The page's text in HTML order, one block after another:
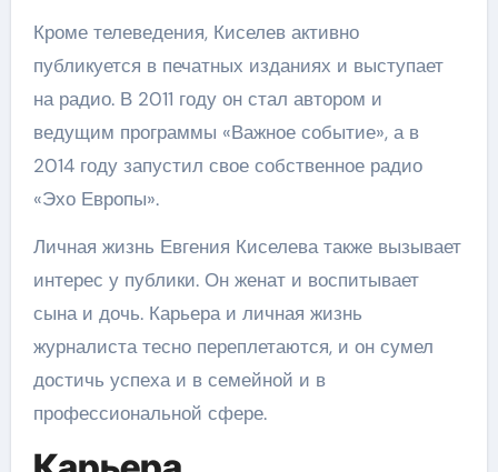
Кроме телеведения, Киселев активно
публикуется в печатных изданиях и выступает
на радио. В 2011 году он стал автором и
ведущим программы «Важное событие», а в
2014 году запустил свое собственное радио
«Эхо Европы».
Личная жизнь Евгения Киселева также вызывает
интерес у публики. Он женат и воспитывает
сына и дочь. Карьера и личная жизнь
журналиста тесно переплетаются, и он сумел
достичь успеха и в семейной и в
профессиональной сфере.